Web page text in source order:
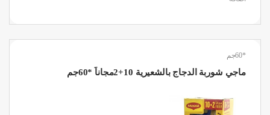
*60جم
ماجي شوربة الدجاج بالشعيرية 10+2مجاناً *60جم